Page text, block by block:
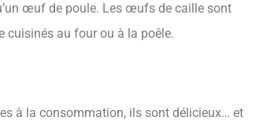
œuf de poule. Les œufs de caille sont
cuisinés au four ou à la poêle.
à la consommation, ils sont délicieux… et